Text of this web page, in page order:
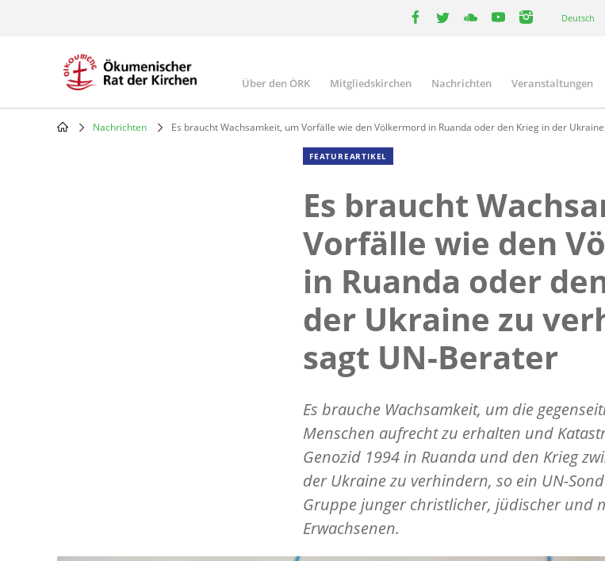
Deutsch
Main
navigation
Über den ÖRK Mitgliedskirchen Nachrichten Veranstaltungen
Nachrichten Es braucht Wachsamkeit, um Vorfälle wie den Völkermord in Ruanda oder den Krieg in der
FEATUREARTIKEL
Es braucht
Vorfälle wie den
in Ruanda oder
der Ukraine zu
sagt UN-Berater
Es brauche Wachsamkeit, um die
Menschen aufrecht zu erhalten und
Genozid 1994 in Ruanda und den Krieg
der Ukraine zu verhindern, so ein UN-
Gruppe junger christlicher, jüdischer und
Erwachsenen.